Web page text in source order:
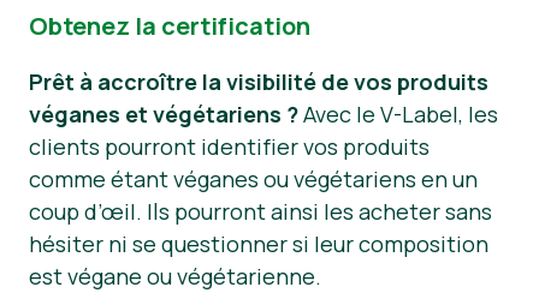
Obtenez la certification
Prêt à accroître la visibilité de vos produits
véganes et végétariens ?Avec le V-Label, les
clients pourront identifier vos produits
comme étant véganes ou végétariens en un
coup d’œil. Ils pourront ainsi les acheter sans
hésiter ni se questionner si leur composition
est végane ou végétarienne.